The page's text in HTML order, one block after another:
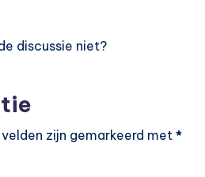
discussie niet?
zijn gemarkeerd met*